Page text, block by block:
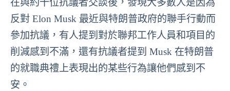
在與約十位抗議者交談後，發現大多數人是因為
反對 Elon Musk 最近與特朗普政府的聯手行動而
參加抗議，有人提到對於聯邦工作人員和項目的
削減感到不滿，還有抗議者提到 Musk 在特朗普
的就職典禮上表現出的某些行為讓他們感到不
安。